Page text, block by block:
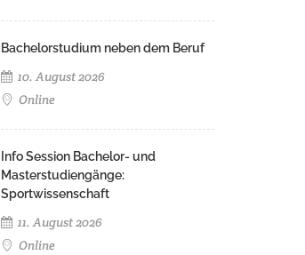
Bachelorstudium neben dem Beruf
10. August 2026
Online
Info Session Bachelor- und
Masterstudiengänge:
Sportwissenschaft
11. August 2026
Online